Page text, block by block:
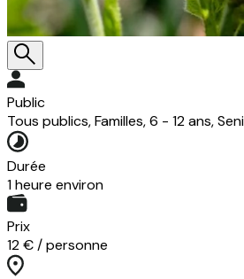
Public
Tous publics, Familles, 6 - 12 ans,
Durée
1 heure environ
Prix
12 € / personne